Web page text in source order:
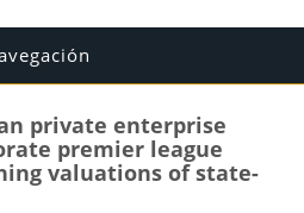
private enterprise
premier league
valuations of state-